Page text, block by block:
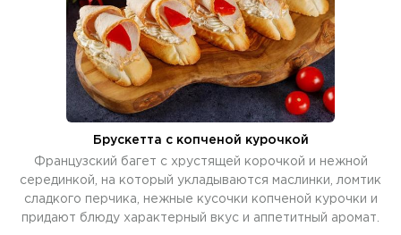
Брускетта с копченой курочкой
Французский багет с хрустящей корочкой и нежной
серединкой, на который укладываются маслинки, ломтик
сладкого перчика, нежные кусочки копченой курочки и
придают блюду характерный вкус и аппетитный аромат.